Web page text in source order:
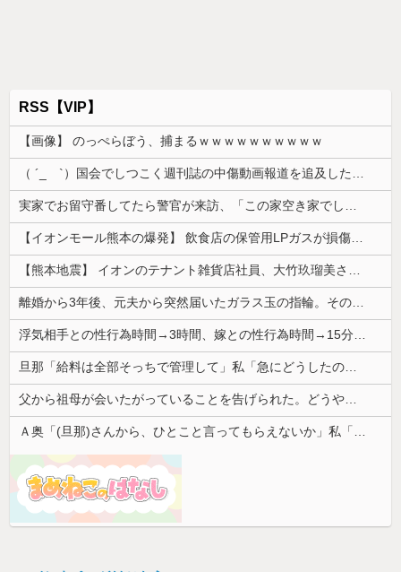
RSS【VIP】
【画像】 のっぺらぼう、捕まるｗｗｗｗｗｗｗｗｗｗ